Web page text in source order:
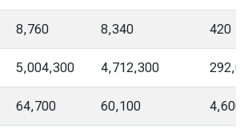
8,760 8,340 420
5,004,300 4,712,300
64,700 60,100 4,600